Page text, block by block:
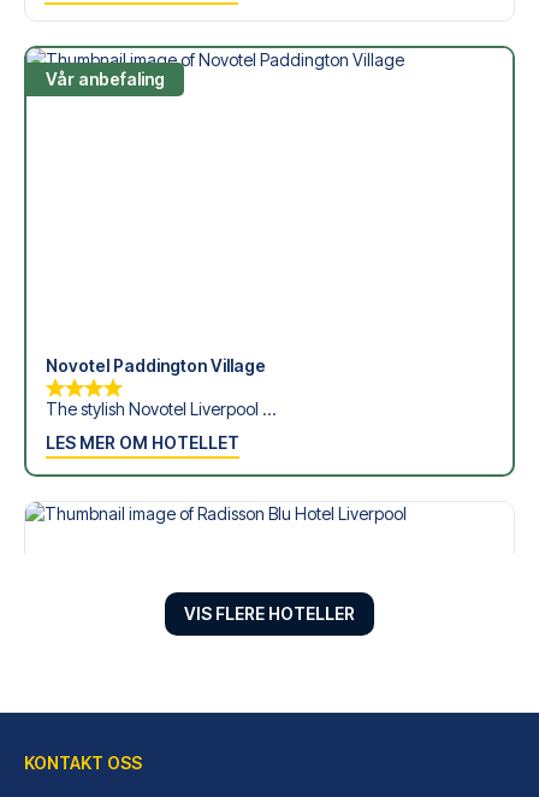
Din sikkerhet og opplevelse er vår høyeste prioritet. Vi
sørger for en problemfri bestillingsprosess, og står klare
med personlig service både før og under reisen. Vi er
tilgjengelige på+47 73 02 20 22
Vår anbefaling
Novotel Paddington Village
The stylish Novotel Liverpool ...
LES MER OM HOTELLET
VIS FLERE HOTELLER
KONTAKT OSS